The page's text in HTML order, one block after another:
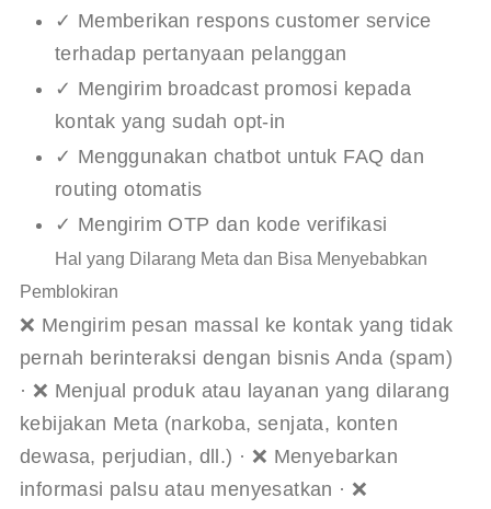
✓ Memberikan respons customer service
terhadap pertanyaan pelanggan
✓ Mengirim broadcast promosi kepada
kontak yang sudah opt-in
✓ Menggunakan chatbot untuk FAQ dan
routing otomatis
✓ Mengirim OTP dan kode verifikasi
Hal yang Dilarang Meta dan Bisa Menyebabkan
Pemblokiran
❌ Mengirim pesan massal ke kontak yang tidak
pernah berinteraksi dengan bisnis Anda (spam)
· ❌ Menjual produk atau layanan yang dilarang
kebijakan Meta (narkoba, senjata, konten
dewasa, perjudian, dll.) · ❌ Menyebarkan
informasi palsu atau menyesatkan · ❌